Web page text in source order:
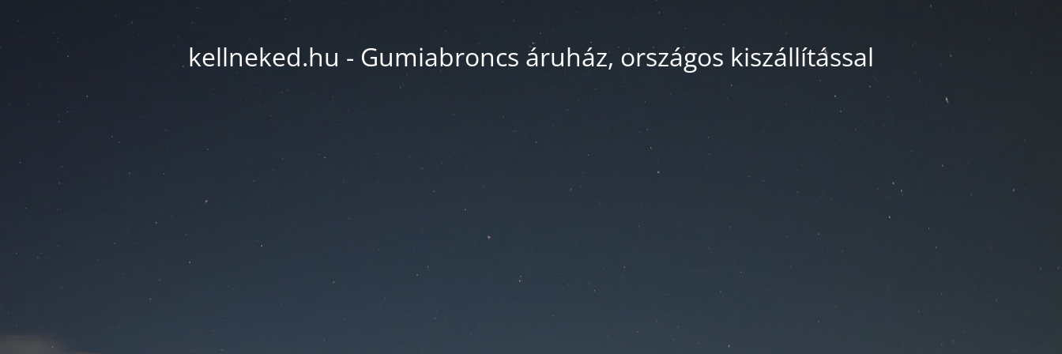
kellneked.hu - Gumiabroncs áruház, országos kiszállítással